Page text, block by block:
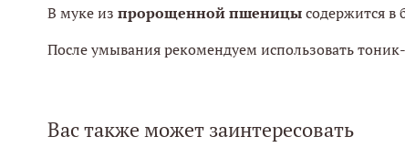
В муке из пророщенной пшеницысодержится
После умывания рекомендуем использовать
Вас также может заинтересовать